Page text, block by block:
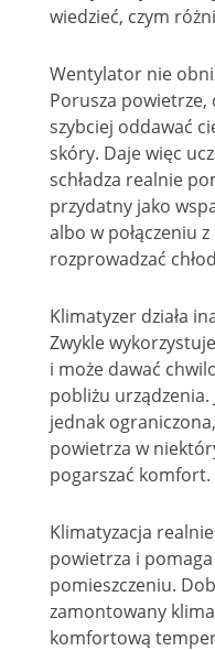
wiedzieć, czym
Wentylator nie
Porusza powietrze,
szybciej oddawać
skóry. Daje więc
schładza realnie
przydatny jako
albo w połączeniu
rozprowadzać
Klimatyzer działa
Zwykle
i może dawać
pobliżu urządzenia.
jednak
powietrza w
pogarszać komfort.
Klimatyzacja
powietrza i
pomieszczeniu.
zamontowany
komfortową